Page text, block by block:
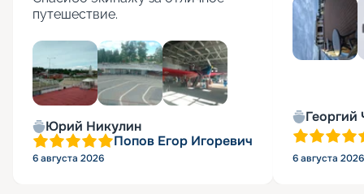
путешествие.
Юрий Никулин
Попов Егор Игоревич
6 августа 2026
Георгий
6 августа 2026